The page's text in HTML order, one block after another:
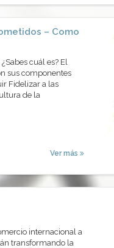
– Como
cuál es? El
sus componentes
Fidelizar a las
de la
Ver más
internacional a
transformando la